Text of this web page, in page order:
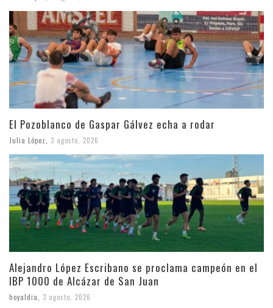
El Pozoblanco de Gaspar Gálvez echa a rodar
Julia López 3 agosto, 2026
Alejandro López Escribano se proclama campeón en el
IBP 1000 de Alcázar de San Juan
hoyaldia 3 agosto, 2026